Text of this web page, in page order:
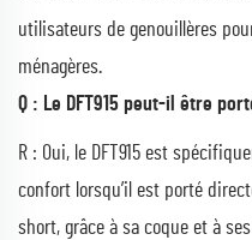
utilisateurs de genouillères
ménagères.
Q : Le DFT915 peut-il être
R : Oui, le DFT915 est
confort lorsqu’il est porté
short, grâce à sa coque et à